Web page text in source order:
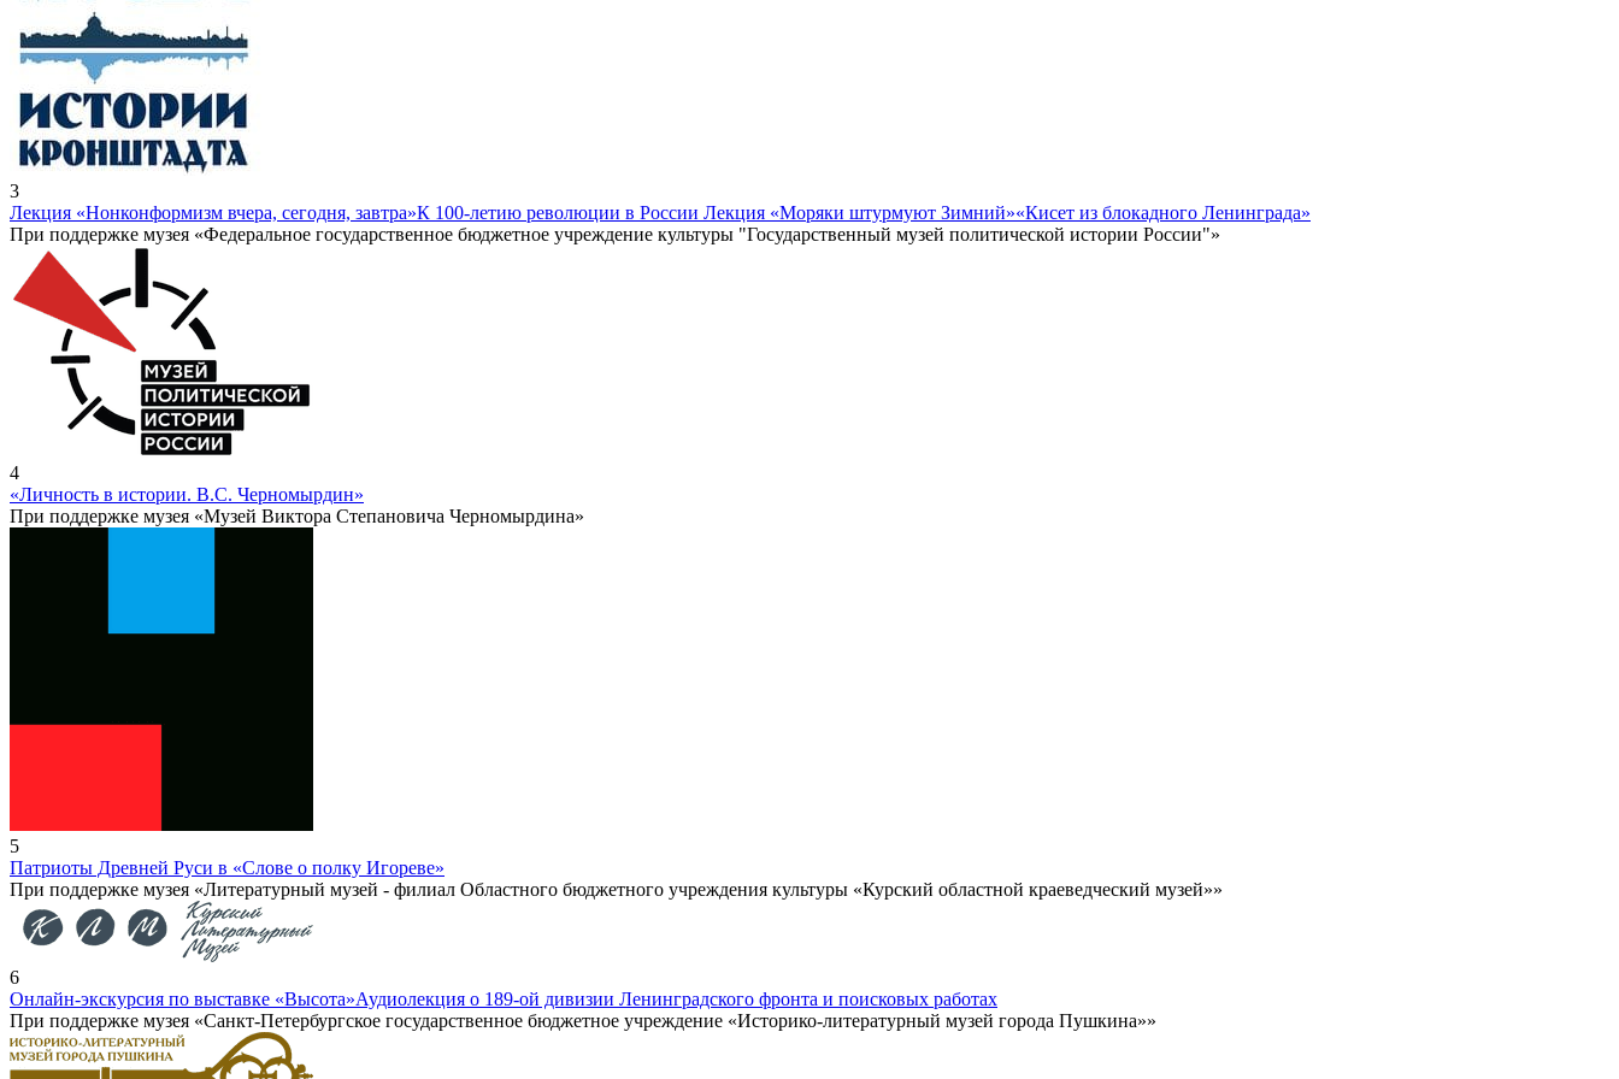
3
Лекция «Нонконформизм вчера, сегодня, завтра»К 100-летию революции в России Лекция «Моряки штурмуют Зимний»«Кисет из блокадного Ленинграда»
При поддержке музея «Федеральное государственное бюджетное учреждение культуры "Государственный музей политической истории России"»
4
«Личность в истории. В.С. Черномырдин»
При поддержке музея «Музей Виктора Степановича Черномырдина»
5
Патриоты Древней Руси в «Слове о полку Игореве»
При поддержке музея «Литературный музей - филиал Областного бюджетного учреждения культуры «Курский областной краеведческий музей»»
6
Онлайн-экскурсия по выставке «Высота»Аудиолекция о 189-ой дивизии Ленинградского фронта и поисковых работах
При поддержке музея «Санкт-Петербургское государственное бюджетное учреждение «Историко-литературный музей города Пушкина»»